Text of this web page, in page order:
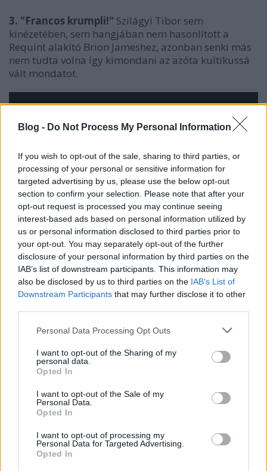
Blog - Do Not Process My Personal Information
If you wish to opt-out of the sale, sharing to third parties, or
processing of your personal or sensitive information for
targeted advertising by us, please use the below opt-out
section to confirm your selection. Please note that after your
opt-out request is processed you may continue seeing
interest-based ads based on personal information utilized by
us or personal information disclosed to third parties prior to
your opt-out. You may separately opt-out of the further
disclosure of your personal information by third parties on the
IAB’s list of downstream participants. This information may
also be disclosed by us to third parties on the IAB’s List of
Downstream Participants that may further disclose it to other
Please note that this website/app uses one or more Google
not limited to your visit or usage behaviour. You may click to
grant or deny consent to Google and its third-party tags to
use your data for below specified purposes in below Google
consent section.
Personal Data Processing Opt Outs
I want to opt-out of the Sharing of my
personal data.
Opted In
I want to opt-out of the Sale of my
Personal Data.
Opted In
I want to opt-out of processing my
Personal Data for Targeted Advertising.
Opted In
3. "Francos krumpli!" Szilágyi Tibor sem
kinézetében, sem hangjában nem hasonlított a
Requint alakító Brion Jameshez, azonban senki más
nem tudta volna így kimondani az azóta kultikussá
vált mondatot.
mentesen gyakorol öniróniát, amely azért különösen
Oszkár a magyar hangja. A jelenetben partnerei
Végvári Tamás és Balázsi Gyula.